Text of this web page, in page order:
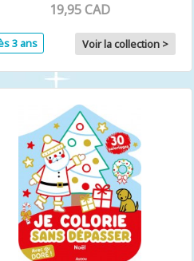
19,95 CAD
3 ans Voir la collection >